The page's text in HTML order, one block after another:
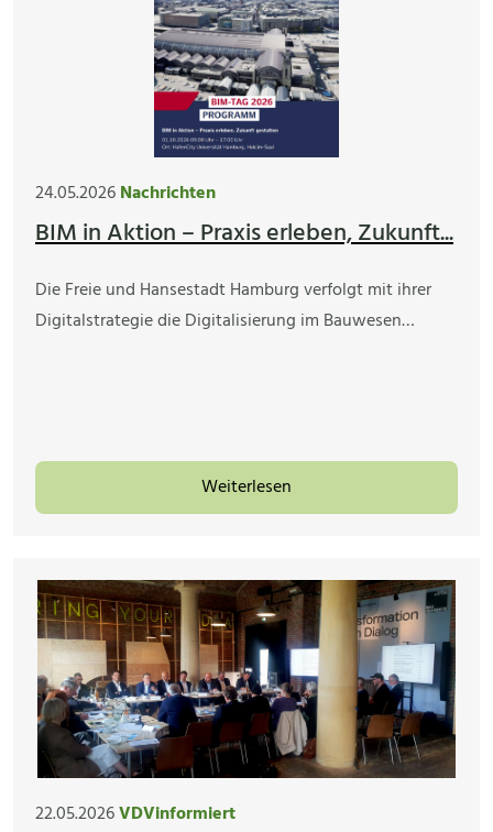
24.05.2026Nachrichten
BIM in Aktion – Praxis erleben, Zukunft...
Die Freie und Hansestadt Hamburg verfolgt mit ihrer
Digitalstrategie die Digitalisierung im Bauwesen…
Weiterlesen
22.05.2026VDVinformiert